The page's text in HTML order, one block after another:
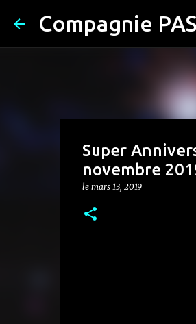
Super
novembre
le mars 13, 2019